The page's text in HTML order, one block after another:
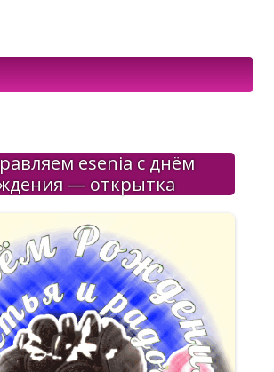
esenia с днём
— открытка